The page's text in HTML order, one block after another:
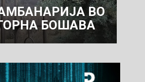
ВО
БОШАВА